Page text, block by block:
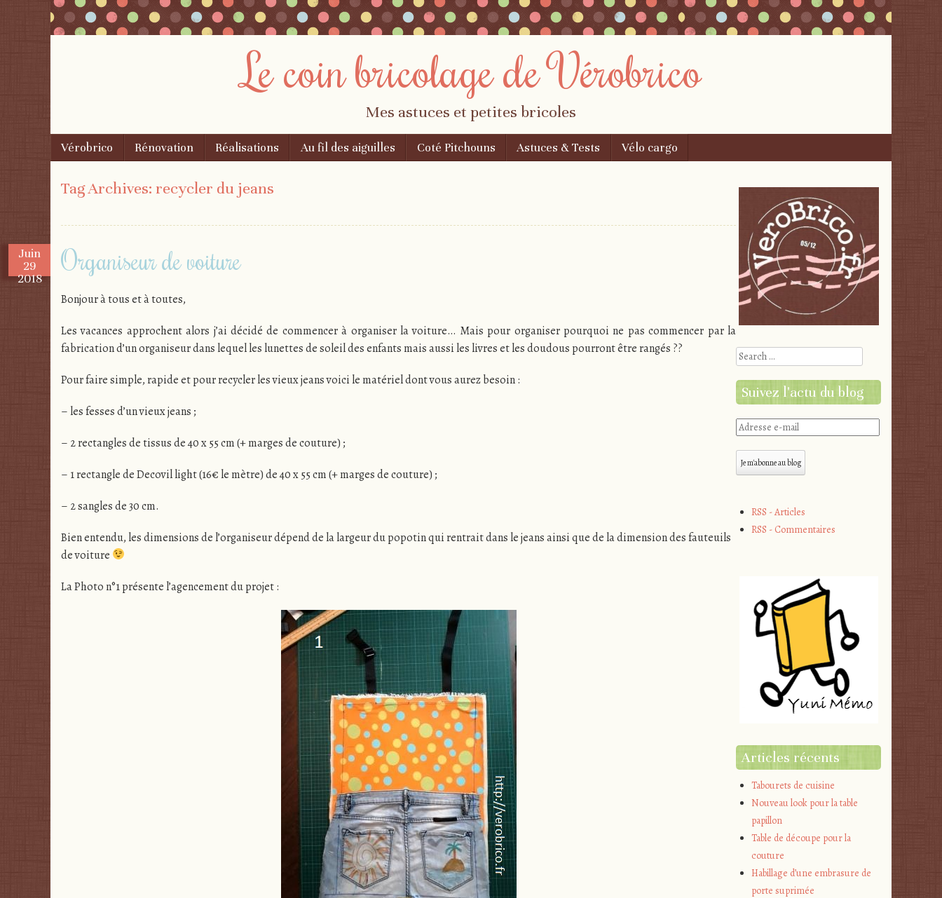
Le coin bricolage de Vérobrico
Mes astuces et petites bricoles
Menu
Skip
to
Vérobrico Rénovation Réalisations Au fil des aiguilles Coté Pitchouns Astuces & Tests Vélo cargo
Tag Archives: recycler du jeans
Juin
29
2018
Organiseur de voiture
Bonjour à tous et à toutes,
Les vacances approchent alors j’ai décidé de commencer à organiser la voiture… Mais pour organiser pourquoi ne pas commencer par la
fabrication d’un organiseur dans lequel les lunettes de soleil des enfants mais aussi les livres et les doudous pourront être rangés ??
Pour faire simple, rapide et pour recycler les vieux jeans voici le matériel dont vous aurez besoin :
– les fesses d’un vieux jeans ;
– 2 rectangles de tissus de 40 x 55 cm (+ marges de couture) ;
– 1 rectangle de Decovil light (16€ le mètre) de 40 x 55 cm (+ marges de couture) ;
– 2 sangles de 30 cm.
Bien entendu, les dimensions de l’organiseur dépend de la largeur du popotin qui rentrait dans le jeans ainsi que de la dimension des fauteuils
de voiture
La Photo n°1 présente l’agencement du projet :
Search
Suivez l'actu du blog
Adresse
mail
Je m'abonne au blog
RSS - Articles
RSS - Commentaires
Articles récents
Tabourets de cuisine
Nouveau look pour la table
papillon
Table de découpe pour la
couture
Habillage d’une embrasure de
porte suprimée